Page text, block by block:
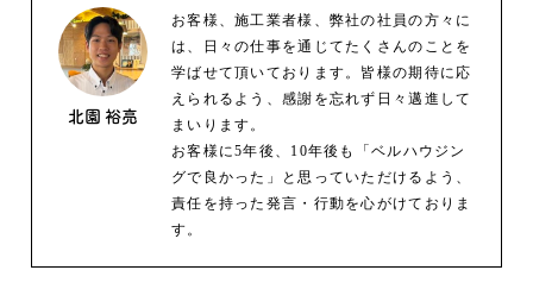
北園 裕亮
お客様、施工業者様、弊社の社員の方々に
は、日々の仕事を通じてたくさんのことを
学ばせて頂いております。皆様の期待に応
えられるよう、感謝を忘れず日々邁進して
まいります。
お客様に5年後、10年後も「ベルハウジン
グで良かった」と思っていただけるよう、
責任を持った発言・行動を心がけておりま
す。